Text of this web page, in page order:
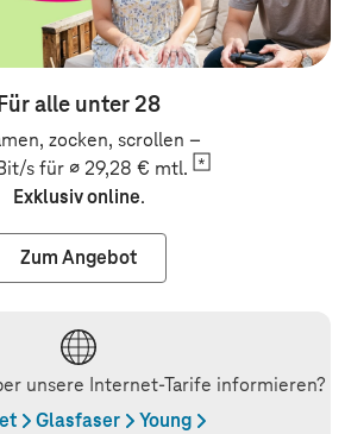
alle unter 28
zocken, scrollen –
s für ∅ 29,28 € mtl.
Exklusiv online.
Zum Angebot
unsere Internet-Tarife informieren?
Glasfaser Young